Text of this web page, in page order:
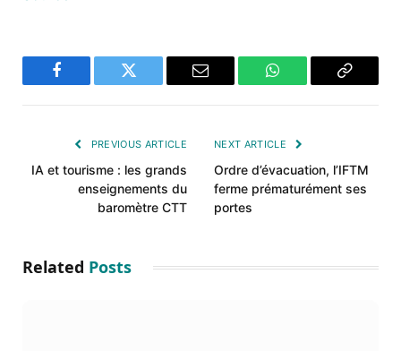
Facebook Twitter Email WhatsAppCopy
PREVIOUS ARTICLE
IA et tourisme : les grands
enseignements du
baromètre CTT
NEXT ARTICLE
Ordre d’évacuation, l’IFTM
ferme prématurément ses
portes
Related Posts